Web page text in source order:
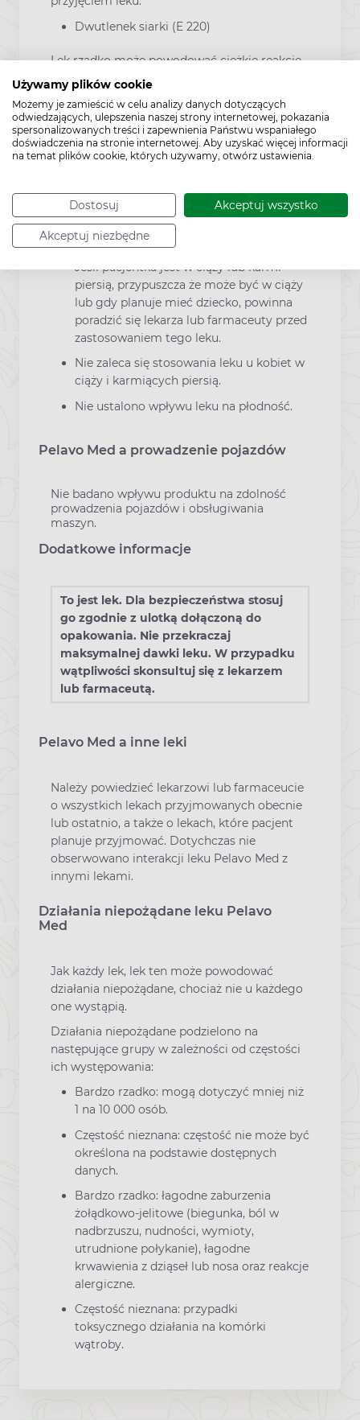
Używamy plików cookie
Możemy je zamieścić w celu analizy danych dotyczących
odwiedzających, ulepszenia naszej strony internetowej, pokazania
spersonalizowanych treści i zapewnienia Państwu wspaniałego
doświadczenia na stronie internetowej. Aby uzyskać więcej informacji
na temat plików cookie, których używamy, otwórz ustawienia.
Dostosuj Akceptuj wszystko
Akceptuj niezbędne
Dwutlenek siarki (E 220)
Lek rzadko może powodować ciężkie reakcje
nadwrażliwości i skurcz oskrzeli.
Sód
Lek zawiera mniej niż 1 mmol (23 mg) sodu na
tabletkę, to znaczy lek uznaje się za „wolny od
Pelavo Med a ciąża, karmienie piersią i
płodność
Jeśli pacjentka jest w ciąży lub karmi
piersią, przypuszcza że może być w ciąży
lub gdy planuje mieć dziecko, powinna
poradzić się lekarza lub farmaceuty przed
zastosowaniem tego leku.
Nie zaleca się stosowania leku u kobiet w
ciąży i karmiących piersią.
Nie ustalono wpływu leku na płodność.
Pelavo Med a prowadzenie pojazdów
Nie badano wpływu produktu na zdolność
prowadzenia pojazdów i obsługiwania
maszyn.
Dodatkowe informacje
To jest lek. Dla bezpieczeństwa stosuj
go zgodnie z ulotką dołączoną do
opakowania. Nie przekraczaj
maksymalnej dawki leku. W przypadku
wątpliwości skonsultuj się z lekarzem
lub farmaceutą.
Pelavo Med a inne leki
Należy powiedzieć lekarzowi lub farmaceucie
o wszystkich lekach przyjmowanych obecnie
lub ostatnio, a także o lekach, które pacjent
planuje przyjmować. Dotychczas nie
obserwowano interakcji leku Pelavo Med z
innymi lekami.
Działania niepożądane leku Pelavo
Med
Jak każdy lek, lek ten może powodować
działania niepożądane, chociaż nie u każdego
one wystąpią.
Działania niepożądane podzielono na
następujące grupy w zależności od częstości
ich występowania:
Bardzo rzadko: mogą dotyczyć mniej niż
1 na 10 000 osób.
Częstość nieznana: częstość nie może być
określona na podstawie dostępnych
danych.
Bardzo rzadko: łagodne zaburzenia
żołądkowo-jelitowe (biegunka, ból w
nadbrzuszu, nudności, wymioty,
utrudnione połykanie), łagodne
krwawienia z dziąseł lub nosa oraz reakcje
alergiczne.
Częstość nieznana: przypadki
toksycznego działania na komórki
wątroby.